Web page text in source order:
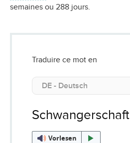
semaines ou 288 jours.
Traduire ce mot en
Schwangerschaft
Vorlesen